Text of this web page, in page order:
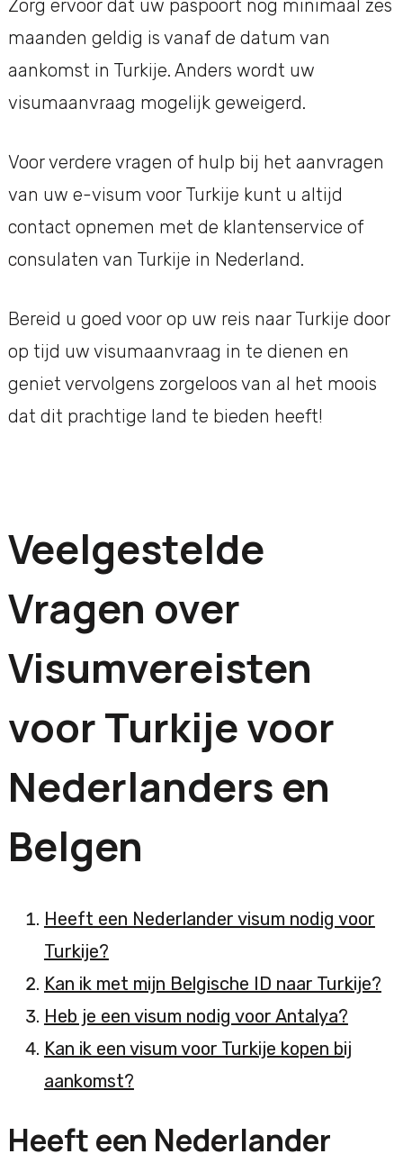
Zorg ervoor dat uw paspoort nog minimaal zes
maanden geldig is vanaf de datum van
aankomst in Turkije. Anders wordt uw
visumaanvraag mogelijk geweigerd.
Voor verdere vragen of hulp bij het aanvragen
van uw e-visum voor Turkije kunt u altijd
contact opnemen met de klantenservice of
consulaten van Turkije in Nederland.
Bereid u goed voor op uw reis naar Turkije door
op tijd uw visumaanvraag in te dienen en
geniet vervolgens zorgeloos van al het moois
dat dit prachtige land te bieden heeft!
Veelgestelde
Vragen over
Visumvereisten
voor Turkije voor
Nederlanders en
Belgen
Heeft een Nederlander visum nodig voor
Turkije?
Kan ik met mijn Belgische ID naar Turkije?
Heb je een visum nodig voor Antalya?
Kan ik een visum voor Turkije kopen bij
aankomst?
Heeft een Nederlander